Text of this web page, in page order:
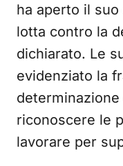
ha aperto il
lotta contro la
dichiarato. Le
evidenziato la
riconoscere le
lavorare per